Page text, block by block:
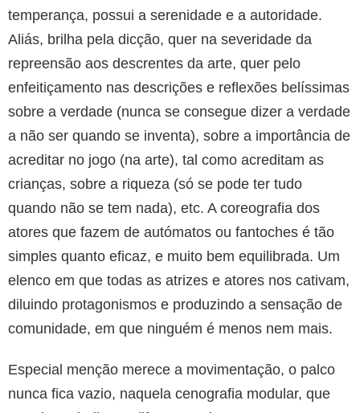
temperança, possui a serenidade e a autoridade.
Aliás, brilha pela dicção, quer na severidade da
repreensão aos descrentes da arte, quer pelo
enfeitiçamento nas descrições e reflexões belíssimas
sobre a verdade (nunca se consegue dizer a verdade
a não ser quando se inventa), sobre a importância de
acreditar no jogo (na arte), tal como acreditam as
crianças, sobre a riqueza (só se pode ter tudo
quando não se tem nada), etc. A coreografia dos
atores que fazem de autómatos ou fantoches é tão
simples quanto eficaz, e muito bem equilibrada. Um
elenco em que todas as atrizes e atores nos cativam,
diluindo protagonismos e produzindo a sensação de
comunidade, em que ninguém é menos nem mais.
Especial menção merece a movimentação, o palco
nunca fica vazio, naquela cenografia modular, que